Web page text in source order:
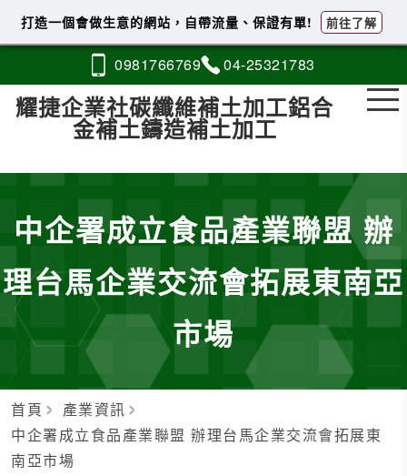
0981766769 04-25321783
耀捷企業社碳纖維補土加工鋁合
金補土鑄造補土加工
中企署成立食品產業聯盟 辦
理台馬企業交流會拓展東南亞
市場
首頁
產業資訊
中企署成立食品產業聯盟 辦理台馬企業交流會拓展東
南亞市場
打造一個會做生意的網站，自帶流量、保證有單! 前往了解